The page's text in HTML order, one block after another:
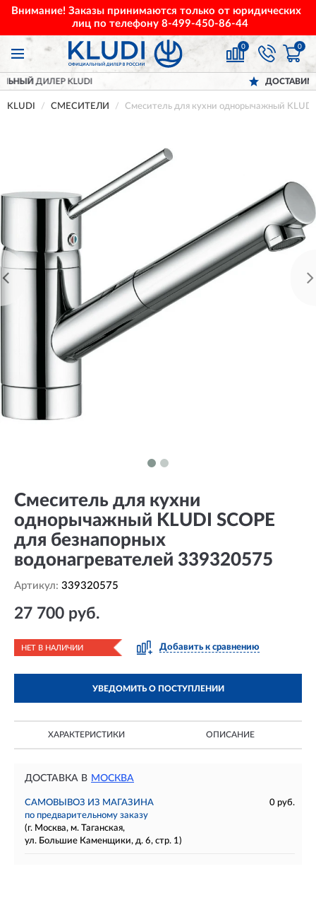
Внимание! Заказы принимаются только от юридических
лиц по телефону 8-499-450-86-44
0 0
ПО ВСЕЙ
KLUDI СМЕСИТЕЛИ Смеситель для кухни однорычажный
Смеситель для кухни
однорычажный KLUDI SCOPE
для безнапорных
водонагревателей 339320575
Артикул: 339320575
27 700 руб.
НЕТ В НАЛИЧИИ Добавить к сравнению
УВЕДОМИТЬ О ПОСТУПЛЕНИИ
ХАРАКТЕРИСТИКИ ОПИСАНИЕ
ДОСТАВКА В МОСКВА
САМОВЫВОЗ ИЗ МАГАЗИНА
0 руб.
по предварительному заказу
(г. Москва, м. Таганская,
ул. Большие Каменщики, д. 6, стр. 1)